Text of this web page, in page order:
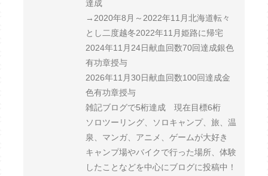
達成
→2020年8月～2022年11月北海道転々
とし二度越冬2022年11月姫路に帰宅
2024年11月24日献血回数70回達成銀色
有功章授与
2026年11月30日献血回数100回達成金
色有功章授与
雑記ブログで5桁達成 現在目標6桁
ソロツーリング、ソロキャンプ、旅、温
泉、マンガ、アニメ、ゲームが大好き
キャンプ場やバイクで行った場所、体験
したことなどを中心にブログに投稿中！